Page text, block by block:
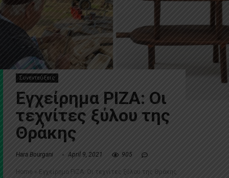
Συνεντεύξεις
Εγχείρημα ΡΙΖΑ: Οι
τεχνίτες ξύλου της
Θράκης
Hara Bourgani April 9, 2021 905
Home » Εγχείρημα ΡΙΖΑ: Οι τεχνίτες ξύλου της Θράκης